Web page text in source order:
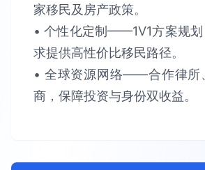
家​​移民及房产政策。​​
• 个性化定制​​——1V1方案规划
求提供​​高性价比​​移民路径。​​
• 全球资源网络​​——合作律所
商，保障​​投资与身份双收益​​。